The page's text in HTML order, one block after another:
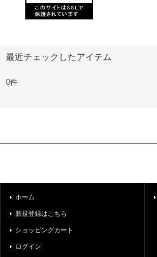
最近チェックしたアイテム
0件
ホーム
新規登録はこちら
ショッピングカート
ログイン